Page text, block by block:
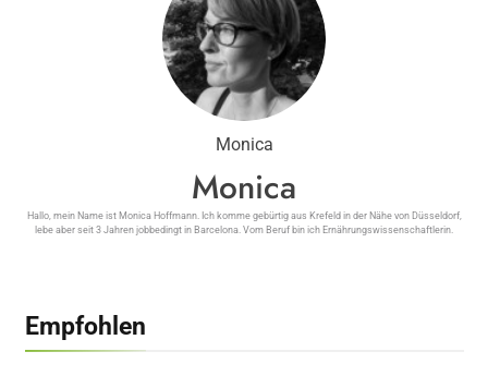
Weight Watchers Treffen Büdelsdorf ᐅ
Erfahrungen zeigen…
Monica
Monica
Hallo, mein Name ist Monica Hoffmann. Ich komme gebürtig aus Krefeld in der Nähe von Düsseldorf,
lebe aber seit 3 Jahren jobbedingt in Barcelona. Vom Beruf bin ich Ernährungswissenschaftlerin.
Empfohlen